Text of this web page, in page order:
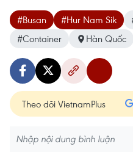
#Busan #Hur Nam Sik
#Container
Hàn Quốc
Theo dõi VietnamPlus